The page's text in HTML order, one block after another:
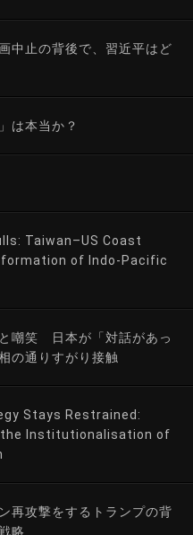
中止の背後で、習近平はど
は本当か？
Taiwan–US Coast
of Indo-Pacific
嘲笑 日本が「対話があっ
の通りすがり接触
Stays Restrained:
the Institutionalisation of
再攻撃をするトランプの背
略